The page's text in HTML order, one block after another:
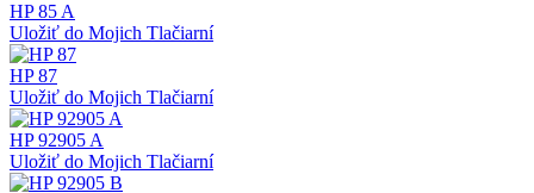
HP 85 A
Uložiť do Mojich Tlačiarní
HP 87
Uložiť do Mojich Tlačiarní
HP 92905 A
Uložiť do Mojich Tlačiarní